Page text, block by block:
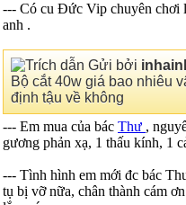
--- Có cu Đức Vip chuyên chơi
anh .
Gửi bởi
Bộ cắt 40w giá bao nhiêu
định tậu về không
--- Em mua của bác Thư ,
gương phản xạ, 1 thấu kính, 1
--- Tình hình em mới đc bác
tụ bị vỡ nữa, chân thành cám